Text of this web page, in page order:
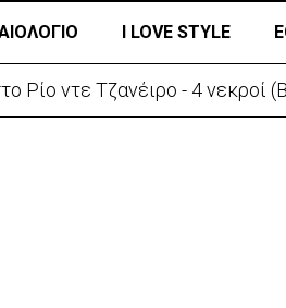
I LOVE STYLE
Ρίο ντε Τζανέιρο - 4 νεκροί